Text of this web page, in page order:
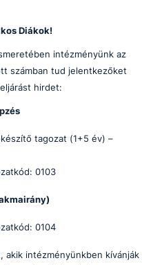
Diákok!
intézményünk az
számban tud jelentkezőket
hirdet:
tagozat (1+5 év) –
0103
0104
akik intézményünkben kívánják